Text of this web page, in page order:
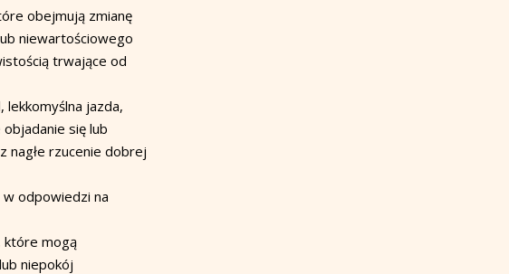
obejmują zmianę
niewartościowego
trwające od
lekkomyślna jazda,
się lub
nagłe rzucenie dobrej
w odpowiedzi na
które mogą
niepokój